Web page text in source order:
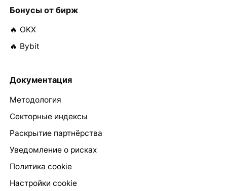
Бонусы от бирж
🔥 OKX
🔥 Bybit
Документация
Методология
Секторные индексы
Раскрытие партнёрства
Уведомление о рисках
Политика cookie
Настройки cookie